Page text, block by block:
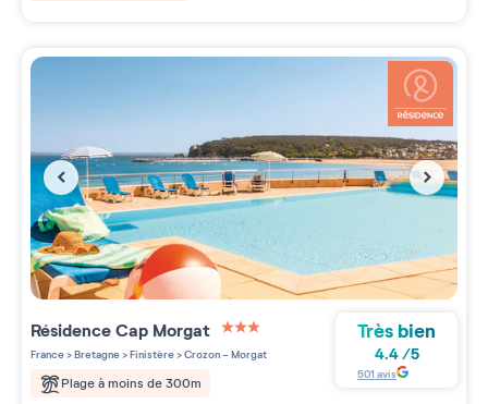
RésidenceCap Morgat
3 étoiles sur 5
France>Bretagne>Finistère>Crozon - Morgat
Plage à moins de 300m
Très bien
4.4/5
501 avis